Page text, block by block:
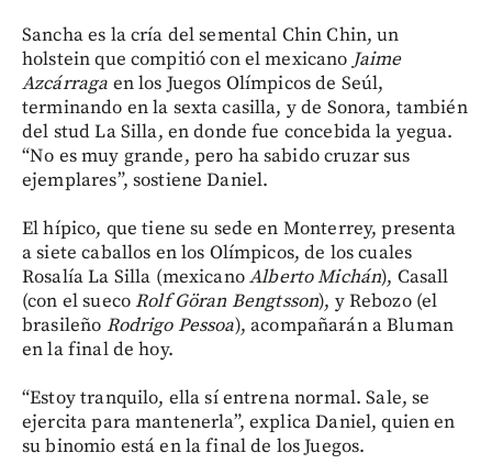
Sancha es la cría del semental Chin Chin, un
holstein que compitió con el mexicano Jaime
Azcárraga en los Juegos Olímpicos de Seúl,
terminando en la sexta casilla, y de Sonora, también
del stud La Silla, en donde fue concebida la yegua.
“No es muy grande, pero ha sabido cruzar sus
ejemplares”, sostiene Daniel.
El hípico, que tiene su sede en Monterrey, presenta
a siete caballos en los Olímpicos, de los cuales
Rosalía La Silla (mexicanoAlberto Michán), Casall
(con el suecoRolf Göran Bengtsson), y Rebozo (el
brasileño Rodrigo Pessoa), acompañarán a Bluman
en la final de hoy.
“Estoy tranquilo, ella sí entrena normal. Sale, se
ejercita para mantenerla”, explica Daniel, quien en
su binomio está en la final de los Juegos.